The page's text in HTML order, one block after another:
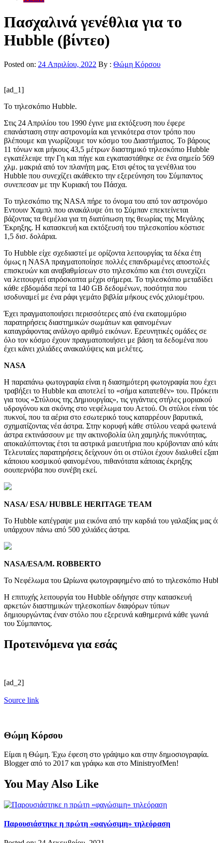
Πασχαλινά γενέθλια για το
Hubble (βίντεο)
Posted on: 24 Απριλίου, 2022 By : Θώμη Κόρσου
[ad_1]
Το τηλεσκόπιο Hubble.
Στις 24 Απριλίου του 1990 έγινε μια εκτόξευση που έφερε
επανάσταση στην αστρονομία και γενικότερα στον τρόπο που
βλέπουμε και γνωρίζουμε τον κόσμο του Διαστήματος. Το βάρους
11 τόνων και μήκους 43,5 μέτρων διαστημικό τηλεσκόπιο Hubble
εγκατέλειψε την Γη και πήγε και εγκαταστάθηκε σε ένα σημείο 569
χλμ. μακριά από τον πλανήτη μας. Ετσι φέτος τα γενέθλια του
Hubble που συνεχίζει ακάθεκτο την εξερεύνηση του Σύμπαντος
συνεπεσαν με την Κυριακή του Πάσχα.
Το τηλεσκόπιο της NASA πήρε το όνομα του από τον αστρονόμο
Εντουιν Χαμπλ που ανακάλυψε ότι το Σύμπαν επεκτείνεται
βάζοντας τα θεμέλια για τη διατύπωση της θεωρίας της Μεγάλης
Έκρηξης. Η κατασκευή και εκτόξευσή του τηλεσκοπίου κόστισε
1,5 δισ. δολάρια.
Το Hubble είχε σχεδιαστεί με ορίζοντα λειτουργίας τα δέκα έτη
όμως η NASA πραγματοποίησε πολλές επανδρωμένες αποστολές
επισκευών και αναβαθμίσεων στο τηλεσκόπιο και έτσι συνεχίζει
να λειτουργεί απρόσκοπτα μέχρι σήμερα. Το τηλεσκόπιο μεταδίδει
κάθε εβδομάδα περί τα 140 GB δεδομένων, ποσότητα που
ισοδυναμεί με ένα ράφι γεμάτο βιβλία μήκους ενός χιλιομέτρου.
Έχει πραγματοποιήσει περισσότερες από ένα εκατομμύριο
παρατηρήσεις διαστημικών σωμάτων και φαινομένων
καταγράφοντας ανάλογο αριθμό εικόνων. Ερευνητικές ομάδες σε
όλο τον κόσμο έχουν πραγματοποιήσει με βάση τα δεδομένα που
έχει κάνει χιλιάδες ανακαλύψεις και μελέτες.
NASA
Η παραπάνω φωτογραφία είναι η διασημότερη φωτογραφία που έχει
τραβήξει το Hubble και αποτελεί το «σήμα κατατεθέν» του.
για τους «Στύλους της Δημιουργίας», τις γιγάντιες στήλες μοριακού
υδρογόνου και σκόνης στο νεφέλωμα του Αετού. Οι στύλοι είναι
πυκνοί, που τα αέρια στο εσωτερικό τους καταρρέουν βαρυτικά,
σχηματίζοντας νέα άστρα. Στην κορυφή κάθε στύλου νεαρά φωτεινά
άστρα εκτινάσσουν με την ακτινοβολία ύλη χαμηλής πυκνότητας,
αποκαλύπτοντας έτσι τα αστρικά μαιευτήρια που κρύβονταν από
Τελευταίες παρατηρήσεις δείχνουν ότι οι στύλοι έχουν διαλυθεί
κάποιου κοσμικού φαινομένου, πιθανότατα κάποιας έκρηξης
σουπερνόβα που συνέβη εκεί.
NASA/ ESA/ HUBBLE HERITAGE TEAM
To Hubble κατέγραψε μια εικόνα από την καρδιά του γαλαξίας μας
υπάρχουν πάνω από 500 χιλιάδες άστρα.
NASA/ESA/M. ROBBERTO
Το Νεφέλωμα του Ωρίωνα φωτογραφημένο από το τηλεσκόπιο
Η επιτυχής λειτουργία του Hubble οδήγησε στην κατασκευή
αρκετών διαστημικών τηλεσκοπίων διαφόρων τύπων
δημιουργώντας έναν στόλο που εξερευνά καθημερινά κάθε γωνιά
του Σύμπαντος.
Προτεινόμενα για εσάς
[ad_2]
Source link
Θώμη Κόρσου
Είμαι η Θώμη. Έχω έφεση στο γράψιμο και στην δημοσιογραφία.
Blogger από το 2017 και γράφω και στο MinistryofMen!
You May Also Like
Παρουσιάστηκε η πρώτη «φαγώσιμη» τηλεόραση